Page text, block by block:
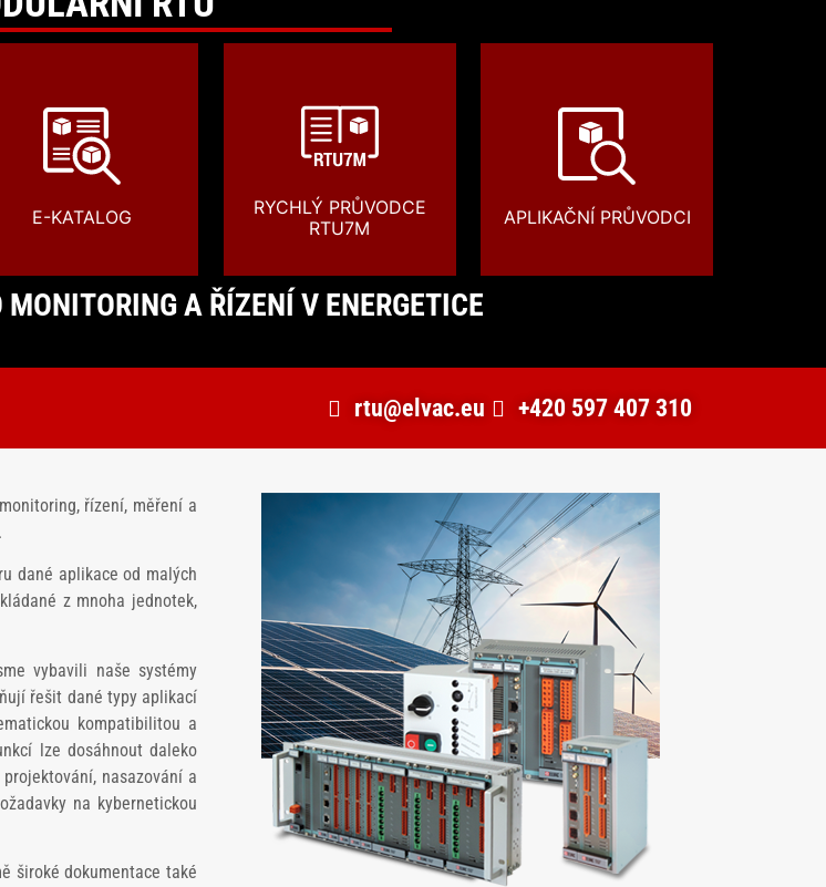
E-KATALOG
RYCHLÝ PRŮVODCE
RTU7M
APLIKAČNÍ PRŮVODCI
A ŘÍZENÍ V ENERGETICE
rtu@elvac.eu +420 597 407 310
řízení, měření a
dané aplikace od malých
z mnoha jednotek,
vybavili naše systémy
řešit dané typy aplikací
kompatibilitou a
lze dosáhnout daleko
nasazování a
na kybernetickou
široké dokumentace také